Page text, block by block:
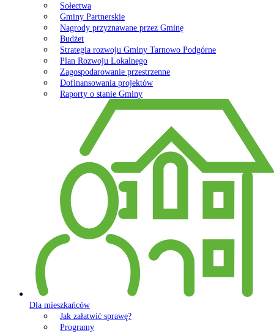
Sołectwa
Gminy Partnerskie
Nagrody przyznawane przez Gminę
Budżet
Strategia rozwoju Gminy Tarnowo Podgórne
Plan Rozwoju Lokalnego
Zagospodarowanie przestrzenne
Dofinansowania projektów
Raporty o stanie Gminy
Dla mieszkańców
Jak załatwić sprawę?
Programy